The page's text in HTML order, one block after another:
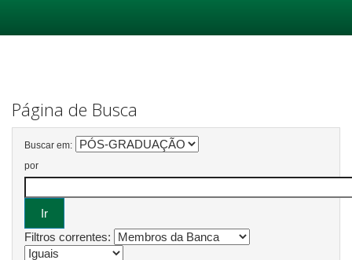
Página de Busca
Buscar em:
por
Filtros correntes: